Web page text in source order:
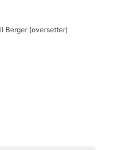
Berger (oversetter)